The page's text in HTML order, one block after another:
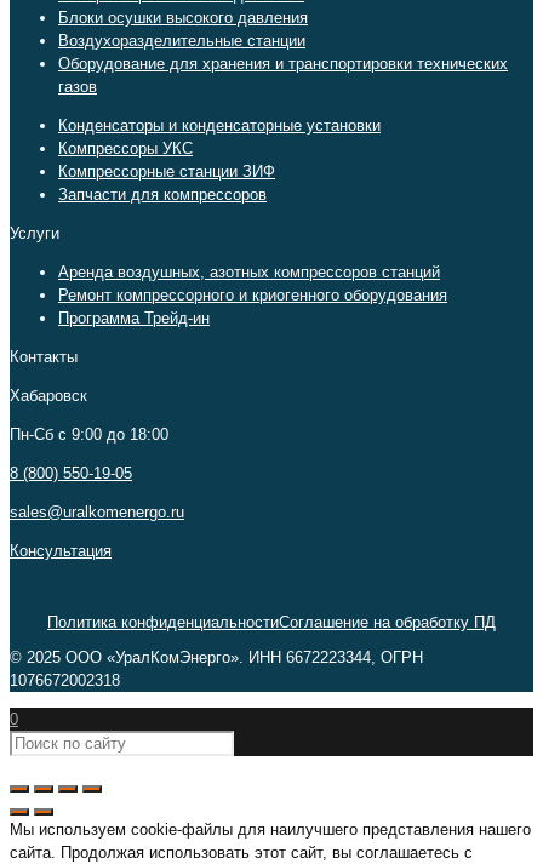
Блоки осушки высокого давления
Воздухоразделительные станции
Оборудование для хранения и транспортировки технических
газов
Конденсаторы и конденсаторные установки
Компрессоры УКС
Компрессорные станции ЗИФ
Запчасти для компрессоров
Услуги
Аренда воздушных, азотных компрессоров станций
Ремонт компрессорного и криогенного оборудования
Программа Трейд-ин
Контакты
Хабаровск
Пн-Сб c 9:00 до 18:00
8 (800) 550-19-05
sales@uralkomenergo.ru
Консультация
Политика конфиденциальностиСоглашение на обработку ПД
© 2025 ООО «УралКомЭнерго». ИНН 6672223344, ОГРН
1076672002318
0
Мы используем cookie-файлы для наилучшего представления нашего
сайта. Продолжая использовать этот сайт, вы соглашаетесь с